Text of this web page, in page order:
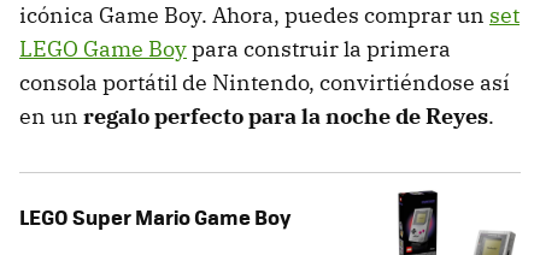
icónica Game Boy. Ahora, puedes comprar un set
LEGO Game Boypara construir la primera
consola portátil de Nintendo, convirtiéndose así
en un regalo perfecto para la noche de Reyes.
LEGO Super Mario Game Boy